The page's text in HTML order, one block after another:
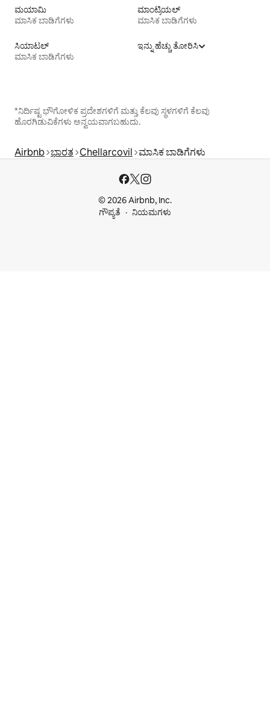
ಮಯಾಮಿ
ಮಾಸಿಕ ಬಾಡಿಗೆಗಳು
ಮಾಂಟ್ರಿಯಲ್
ಮಾಸಿಕ ಬಾಡಿಗೆಗಳು
ಸಿಯಾಟಲ್
ಮಾಸಿಕ ಬಾಡಿಗೆಗಳು
ಇನ್ನು ಹೆಚ್ಚು ತೋರಿಸಿ
*ನಿರ್ದಿಷ್ಟ ಭೌಗೋಳಿಕ ಪ್ರದೇಶಗಳಿಗೆ ಮತ್ತು ಕೆಲವು ಸ್ಥಳಗಳಿಗೆ ಕೆಲವು
ಹೊರಗಿಡುವಿಕೆಗಳು ಅನ್ವಯವಾಗಬಹುದು.
Airbnb ಭಾರತ Chellarcovil ಮಾಸಿಕ ಬಾಡಿಗೆಗಳು
© 2026 Airbnb, Inc.
ಗೌಪ್ಯತೆ
ನಿಯಮಗಳು